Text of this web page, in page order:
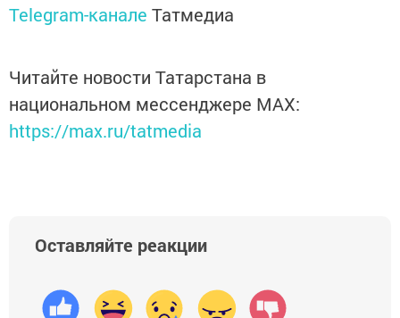
Telegram-канале Татмедиа
Читайте новости Татарстана в
национальном мессенджере MАХ:
https://max.ru/tatmedia
Оставляйте реакции